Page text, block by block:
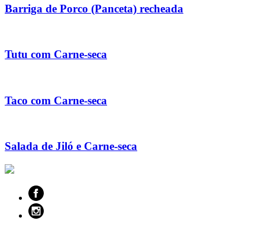
Barriga de Porco (Panceta) recheada
Tutu com Carne-seca
Taco com Carne-seca
Salada de Jiló e Carne-seca